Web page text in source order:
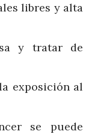
libres y alta
y tratar de
exposición al
se puede